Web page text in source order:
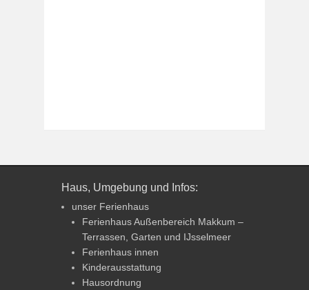
Haus, Umgebung und Infos:
unser Ferienhaus
Ferienhaus Außenbereich Makkum –
Terrassen, Garten und IJsselmeer
Ferienhaus innen
Kinderausstattung
Hausordnung